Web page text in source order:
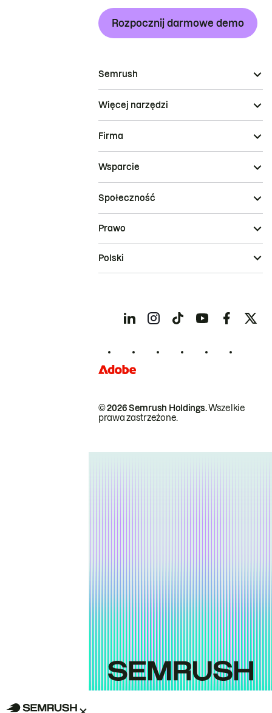
Rozpocznij darmowe demo
Semrush
Więcej narzędzi
Firma
Wsparcie
Społeczność
© 2026 Semrush Holdings.Wszelkie
prawa zastrzeżone.
Prawo
Polski